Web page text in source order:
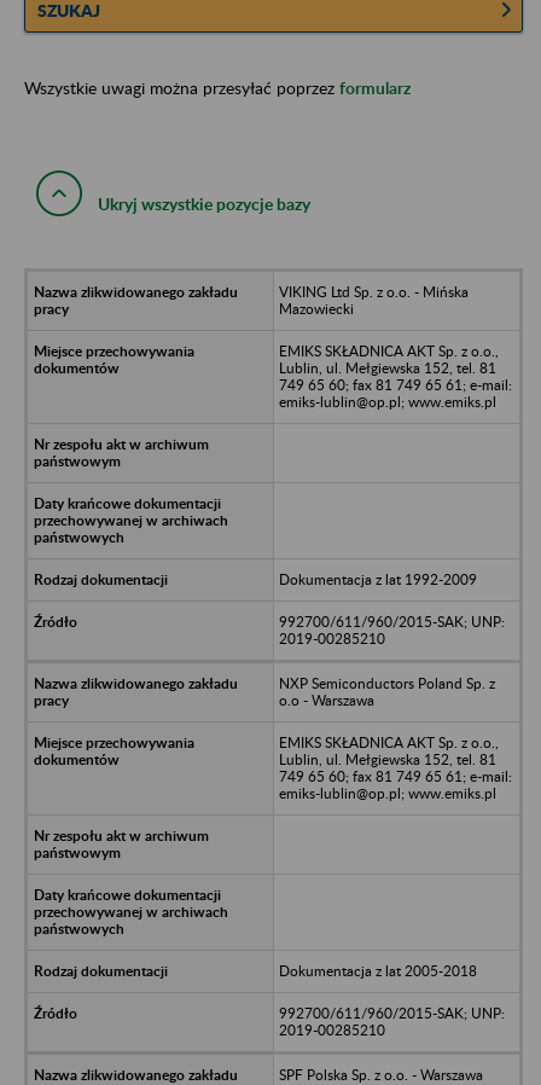
SZUKAJ
Wszystkie uwagi można przesyłać poprzez formularz
Ukryj wszystkie pozycje bazy
VIKING Ltd Sp. z o.o. - Mińska
Mazowiecki
EMIKS SKŁADNICA AKT Sp. z o.o.,
Lublin, ul. Mełgiewska 152, tel. 81
749 65 60; fax 81 749 65 61; e-mail:
emiks-lublin@op.pl; www.emiks.pl
Dokumentacja z lat 1992-2009
992700/611/960/2015-SAK; UNP:
2019-00285210
NXP Semiconductors Poland Sp. z
o.o - Warszawa
EMIKS SKŁADNICA AKT Sp. z o.o.,
Lublin, ul. Mełgiewska 152, tel. 81
749 65 60; fax 81 749 65 61; e-mail:
emiks-lublin@op.pl; www.emiks.pl
Dokumentacja z lat 2005-2018
992700/611/960/2015-SAK; UNP:
2019-00285210
SPF Polska Sp. z o.o. - Warszawa